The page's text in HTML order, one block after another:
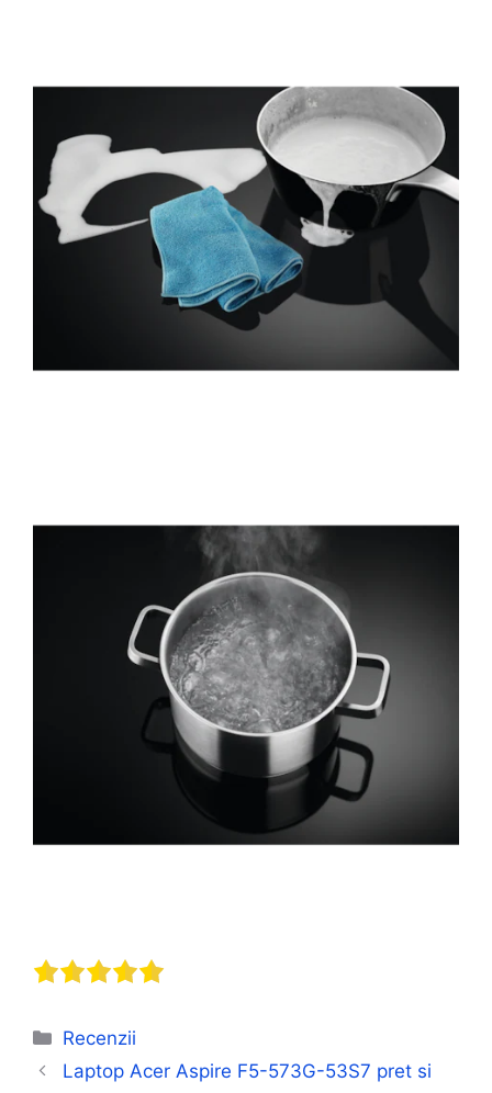
Categorii
Recenzii
Laptop Acer Aspire F5-573G-53S7 pret si